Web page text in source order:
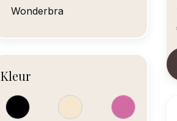
Wonderbra
Kleur